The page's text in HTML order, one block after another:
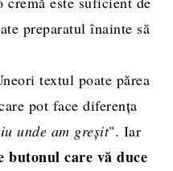
preparatul înainte să
textul poate părea
pot face diferența
unde am greșit". Iar
butonul care vă duce